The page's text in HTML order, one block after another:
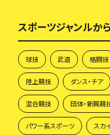
スポーツジャンルか
球技 武道 格闘技
陸上競技 ダンス・チア
混合競技 団体・新興競
パワー系スポーツ スカ